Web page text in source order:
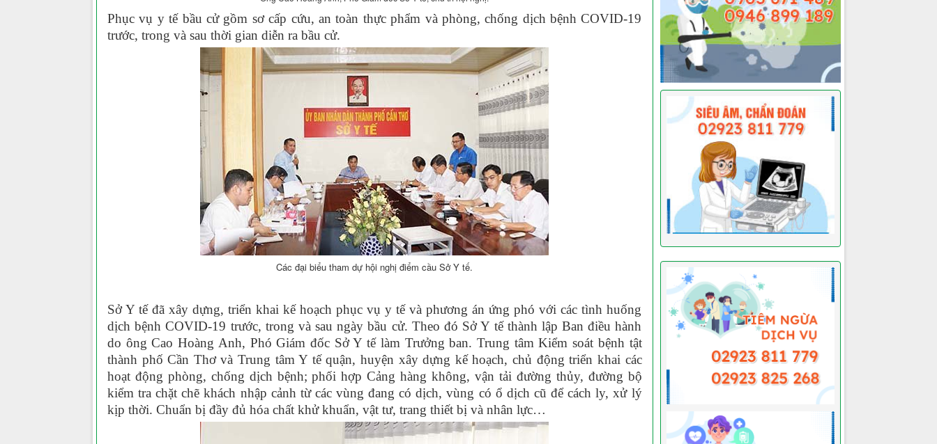
Phục vụ y tế bầu cử gồm sơ cấp cứu, an toàn thực phẩm và phòng, chống dịch bệnh COVID-19
trước, trong và sau thời gian diễn ra bầu cử.
Các đại biểu tham dự hội nghị điểm cầu Sở Y tế.
Sở Y tế đã xây dựng, triển khai kế hoạch phục vụ y tế và phương án ứng phó với các tình huống
dịch bệnh COVID-19 trước, trong và sau ngày bầu cử. Theo đó Sở Y tế thành lập Ban điều hành
do ông Cao Hoàng Anh, Phó Giám đốc Sở Y tế làm Trưởng ban. Trung tâm Kiểm soát bệnh tật
thành phố Cần Thơ và Trung tâm Y tế quận, huyện xây dựng kế hoạch, chủ động triển khai các
hoạt động phòng, chống dịch bệnh; phối hợp Cảng hàng không, vận tải đường thủy, đường bộ
kiểm tra chặt chẽ khách nhập cảnh từ các vùng đang có dịch, vùng có ổ dịch cũ để cách ly, xử lý
kịp thời. Chuẩn bị đầy đủ hóa chất khử khuẩn, vật tư, trang thiết bị và nhân lực…